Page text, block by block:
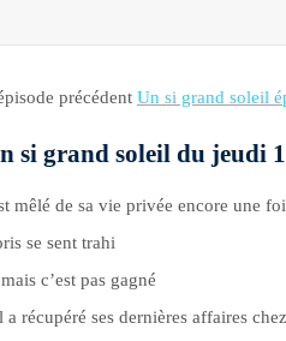
précédent Un si grand soleil
si grand soleil du jeudi
mêlé de sa vie privée encore une
se sent trahi
c’est pas gagné
récupéré ses dernières affaires